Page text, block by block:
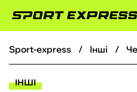
ФУТБОЛ
sport-express інші
ІНШІ